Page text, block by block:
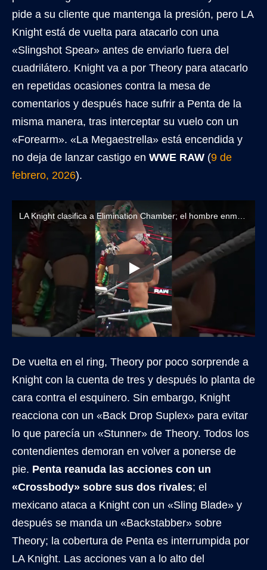
pide a su cliente que mantenga la presión, pero LA
Knight está de vuelta para atacarlo con una
«Slingshot Spear» antes de enviarlo fuera del
cuadrilátero. Knight va a por Theory para atacarlo
en repetidas ocasiones contra la mesa de
comentarios y después hace sufrir a Penta de la
misma manera, tras interceptar su vuelo con un
«Forearm». «La Megaestrella» está encendida y
no deja de lanzar castigo en WWE RAW (9 de
febrero, 2026).
De vuelta en el ring, Theory por poco sorprende a
Knight con la cuenta de tres y después lo planta de
cara contra el esquinero. Sin embargo, Knight
reacciona con un «Back Drop Suplex» para evitar
lo que parecía un «Stunner» de Theory. Todos los
contendientes demoran en volver a ponerse de
pie. Penta reanuda las acciones con un
«Crossbody» sobre sus dos rivales; el
mexicano ataca a Knight con un «Sling Blade» y
después se manda un «Backstabber» sobre
Theory; la cobertura de Penta es interrumpida por
LA Knight. Las acciones van a lo alto del